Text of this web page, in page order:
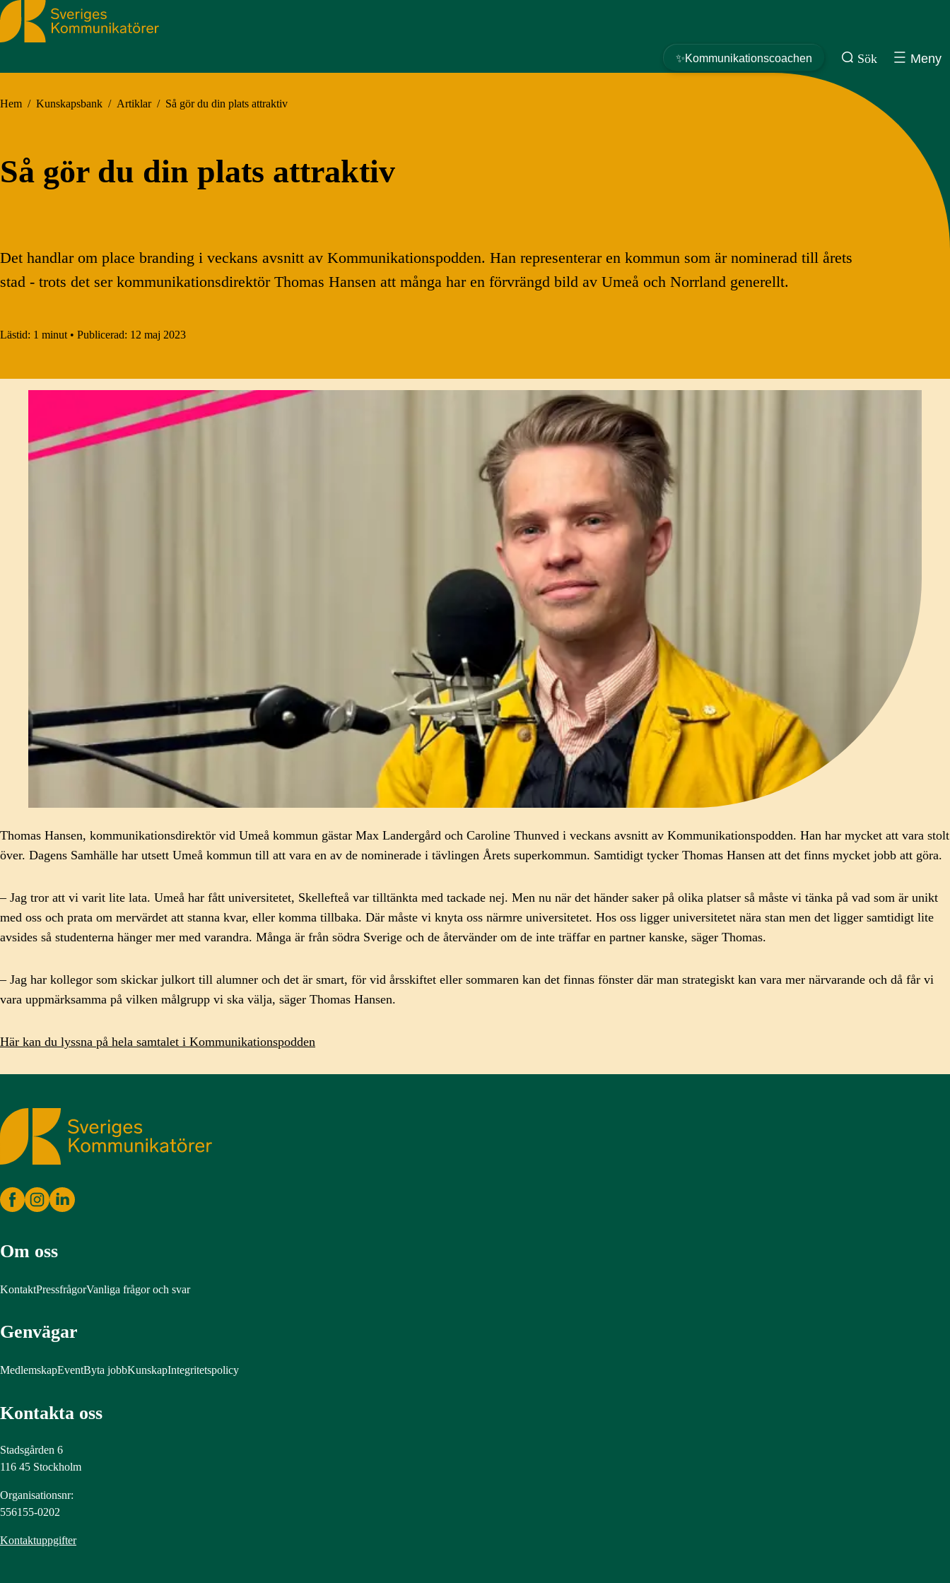
Sveriges Kommunikatörer
✨Kommunikationscoachen Sök Meny
Hem / Kunskapsbank / Artiklar / Så gör du din plats attraktiv
Så gör du din plats attraktiv
Det handlar om place branding i veckans avsnitt av Kommunikationspodden. Han representerar en kommun som är nominerad till årets
stad - trots det ser kommunikationsdirektör Thomas Hansen att många har en förvrängd bild av Umeå och Norrland generellt.
Lästid: 1 minut • Publicerad: 12 maj 2023
Thomas Hansen, kommunikationsdirektör vid Umeå kommun gästar Max Landergård och Caroline Thunved i veckans avsnitt av Kommunikationspodden. Han har mycket att vara stolt
över. Dagens Samhälle har utsett Umeå kommun till att vara en av de nominerade i tävlingen Årets superkommun. Samtidigt tycker Thomas Hansen att det finns mycket jobb att göra.
– Jag tror att vi varit lite lata. Umeå har fått universitetet, Skellefteå var tilltänkta med tackade nej. Men nu när det händer saker på olika platser så måste vi tänka på vad som är unikt
med oss och prata om mervärdet att stanna kvar, eller komma tillbaka. Där måste vi knyta oss närmre universitetet. Hos oss ligger universitetet nära stan men det ligger samtidigt lite
avsides så studenterna hänger mer med varandra. Många är från södra Sverige och de återvänder om de inte träffar en partner kanske, säger Thomas.
– Jag har kollegor som skickar julkort till alumner och det är smart, för vid årsskiftet eller sommaren kan det finnas fönster där man strategiskt kan vara mer närvarande och då får vi
vara uppmärksamma på vilken målgrupp vi ska välja, säger Thomas Hansen.
Här kan du lyssna på hela samtalet i Kommunikationspodden
Sveriges Kommunikatörer
Om oss
KontaktPressfrågorVanliga frågor och svar
Genvägar
MedlemskapEventByta jobbKunskapIntegritetspolicy
Kontakta oss
Stadsgården 6
116 45 Stockholm
Organisationsnr:
556155-0202
Kontaktuppgifter